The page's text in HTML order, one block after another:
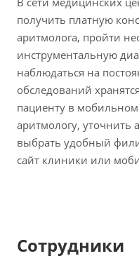
получить платную
аритмолога, пройти
инструментальную
наблюдаться на
обследований
пациенту в
аритмологу, уточнить
выбрать удобный
сайт клиники или
Сотрудники